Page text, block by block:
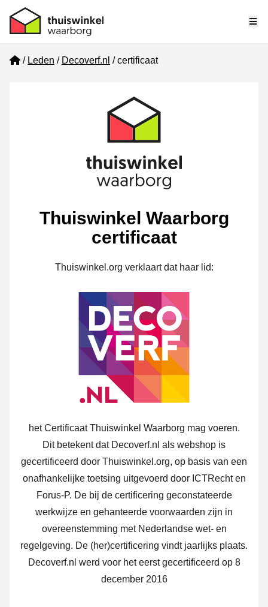
Home
Leden Decoverf.nl certificaat
Thuiswinkel Waarborg
certificaat
Thuiswinkel.org verklaart dat haar lid:
het Certificaat Thuiswinkel Waarborg mag voeren.
Dit betekent dat Decoverf.nl als webshop is
gecertificeerd door Thuiswinkel.org, op basis van een
onafhankelijke toetsing uitgevoerd door ICTRecht en
Forus-P. De bij de certificering geconstateerde
werkwijze en gehanteerde voorwaarden zijn in
overeenstemming met Nederlandse wet- en
regelgeving. De (her)certificering vindt jaarlijks plaats.
Decoverf.nl werd voor het eerst gecertificeerd op 8
december 2016